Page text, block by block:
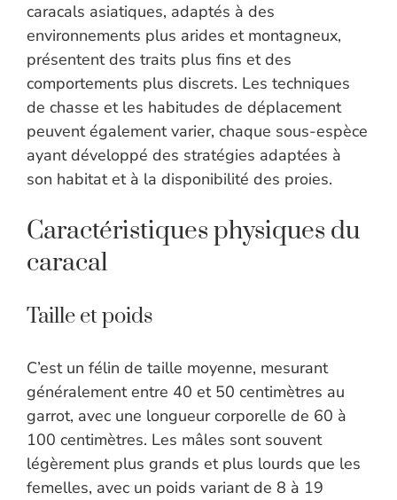
caracals asiatiques, adaptés à des
environnements plus arides et montagneux,
présentent des traits plus fins et des
comportements plus discrets. Les techniques
de chasse et les habitudes de déplacement
peuvent également varier, chaque sous-espèce
ayant développé des stratégies adaptées à
son habitat et à la disponibilité des proies.
Caractéristiques physiques du
caracal
Taille et poids
C’est un félin de taille moyenne, mesurant
généralement entre 40 et 50 centimètres au
garrot, avec une longueur corporelle de 60 à
100 centimètres. Les mâles sont souvent
légèrement plus grands et plus lourds que les
femelles, avec un poids variant de 8 à 19